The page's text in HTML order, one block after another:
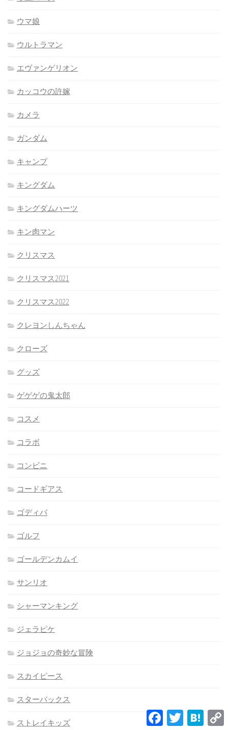
ウマ娘
ウルトラマン
エヴァンゲリオン
カッコウの許嫁
カメラ
ガンダム
キャンプ
キングダム
キングダムハーツ
キン肉マン
クリスマス
クリスマス2021
クリスマス2022
クレヨンしんちゃん
クローズ
グッズ
ゲゲゲの鬼太郎
コスメ
コラボ
コンビニ
コードギアス
ゴディバ
ゴルフ
ゴールデンカムイ
サンリオ
シャーマンキング
ジェラピケ
ジョジョの奇妙な冒険
スカイピース
スターバックス
ストレイキッズ
FacebookTwitter Hatena